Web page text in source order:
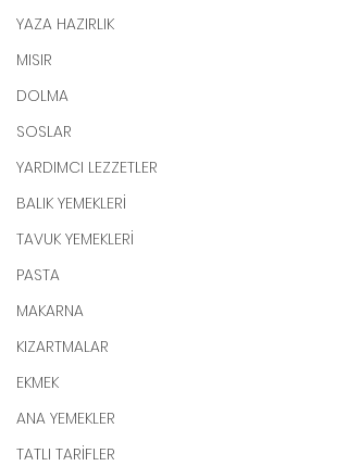
YAZA HAZIRLIK
MISIR
DOLMA
SOSLAR
YARDIMCI LEZZETLER
BALIK YEMEKLERİ
TAVUK YEMEKLERİ
PASTA
MAKARNA
KIZARTMALAR
EKMEK
ANA YEMEKLER
TATLI TARİFLER